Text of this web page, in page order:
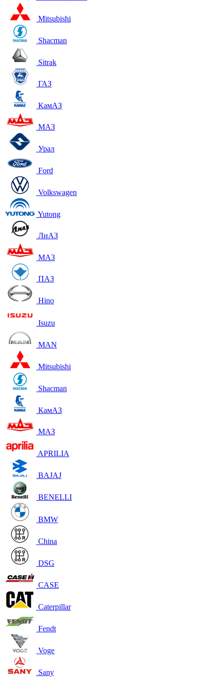
Mitsubishi
Shacman
Sitrak
ГАЗ
КамАЗ
МАЗ
Урал
Ford
Volkswagen
Yutong
ЛиАЗ
МАЗ
ПАЗ
Hino
Isuzu
MAN
Mitsubishi
Shacman
КамАЗ
МАЗ
APRILIA
BAJAJ
BENELLI
BMW
China
DSG
CASE
Caterpillar
Fendt
Voge
Sany